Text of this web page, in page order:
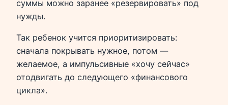
суммы можно заранее «резервировать» под
нужды.
Так ребенок учится приоритизировать:
сначала покрывать нужное, потом —
желаемое, а импульсивные «хочу сейчас»
отодвигать до следующего «финансового
цикла».